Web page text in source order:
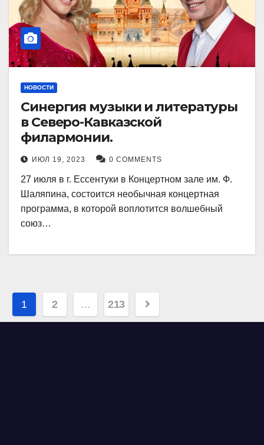
НОВОСТИ
Синергия музыки и литературы
в Северо-Кавказской
филармонии.
ИЮЛ 19, 2023 0 COMMENTS
27 июля в г. Ессентуки в Концертном зале им. Ф.
Шаляпина, состоится необычная концертная
программа, в которой воплотится волшебный
союз…
Навигация
по
1 2 … 213